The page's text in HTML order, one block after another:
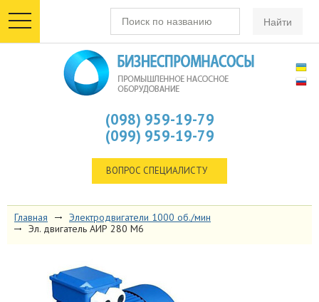
toggle
navigation
(098) 959-19-79
(099) 959-19-79
ВОПРОС СПЕЦИАЛИСТУ
Главная
Электродвигатели 1000 об./мин
Эл. двигатель АИР 280 М6